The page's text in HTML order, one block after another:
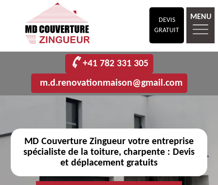
DEVIS
GRATUIT
MENU
+41 782 331 305
m.d.renovationmaison@gmail.com
MD Couverture Zingueur votre entreprise
spécialiste de la toiture, charpente : Devis
et déplacement gratuits